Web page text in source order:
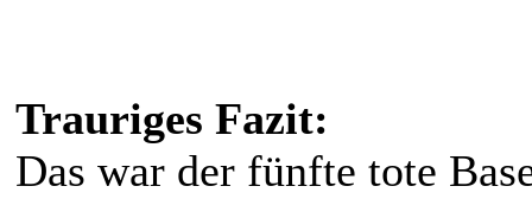
Trauriges Fazit:
Das war der fünfte tote